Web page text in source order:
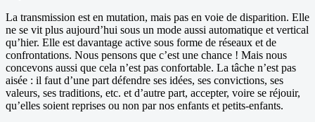
La transmission est en mutation, mais pas en voie de disparition. Elle
ne se vit plus aujourd’hui sous un mode aussi automatique et vertical
qu’hier. Elle est davantage active sous forme de réseaux et de
confrontations. Nous pensons que c’est une chance ! Mais nous
concevons aussi que cela n’est pas confortable. La tâche n’est pas
aisée : il faut d’une part défendre ses idées, ses convictions, ses
valeurs, ses traditions, etc. et d’autre part, accepter, voire se réjouir,
qu’elles soient reprises ou non par nos enfants et petits-enfants.